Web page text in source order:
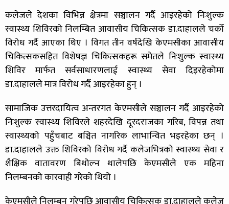
कलेजले देशका विभिन्न क्षेत्रमा सञ्चालन गर्दै आइरहेको निःशुल्क
स्वास्थ्य शिविरको निलम्बित आवासीय चिकित्सक डा.दाहालले चर्को
विरोध गर्दै आएका थिए । विगत तीन वर्षदेखि केएमसीका आवासीय
चिकित्सकसहित विशेषज्ञ चिकित्सकहरू समेतले निःशुल्क स्वास्थ्य
शिविर मार्फत सर्वसाधारणलाई स्वास्थ्य सेवा दिइरहेकोमा
डा.दाहालले मात्र विरोध गर्दै आइरहेका हुन् ।
सामाजिक उत्तरदायित्व अन्तरगत केएमसीले सञ्चालन गर्दै आइरहेको
निःशुल्क स्वास्थ्य शिविरले शहरदेखि दूरदराजका गरिब, विपन्न तथा
स्वास्थ्यको पहुँचबाट बञ्चित नागरिक लाभान्वित भइरहेका छन् ।
डा.दाहालले उक्त शिविरको विरोध गर्दै कलेजभित्रको स्वास्थ्य सेवा र
शैक्षिक वातावरण बिथोल्न थालेपछि केएमसीले एक महिना
निलम्बनको कारवाही गरेको थियो ।